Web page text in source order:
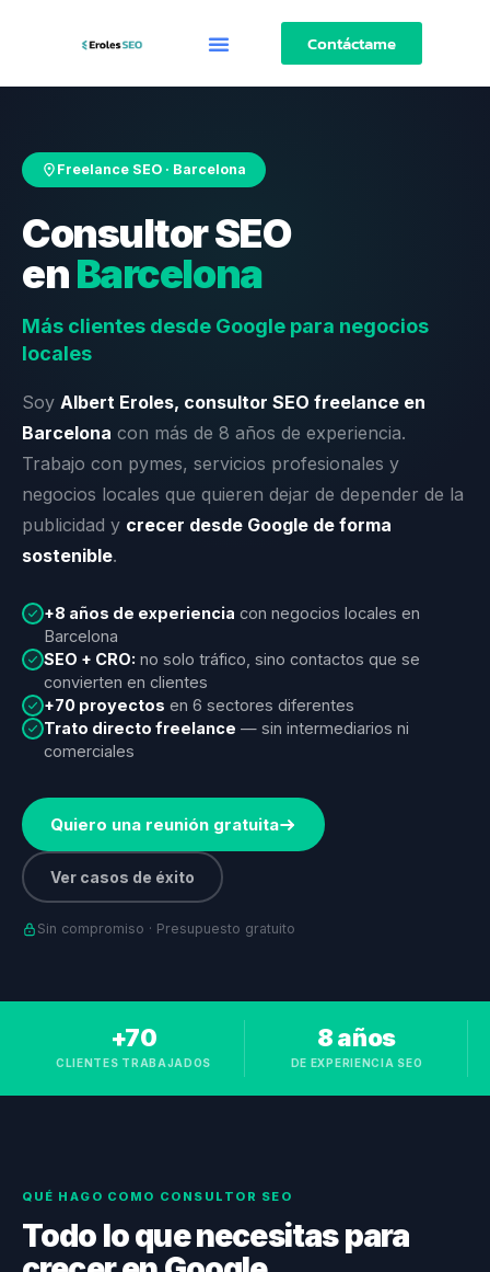
Contáctame
Freelance SEO · Barcelona
Consultor SEO
enBarcelona
Más clientes desde Google para negocios
locales
Soy Albert Eroles, consultor SEO freelance en
Barcelona con más de 8 años de experiencia.
Trabajo con pymes, servicios profesionales y
negocios locales que quieren dejar de depender de la
publicidad y crecer desde Google de forma
sostenible.
+8 años de experiencia con negocios locales en
Barcelona
SEO + CRO: no solo tráfico, sino contactos que se
convierten en clientes
+70 proyectos en 6 sectores diferentes
Trato directo freelance — sin intermediarios ni
comerciales
Quiero una reunión gratuita
Ver casos de éxito
Sin compromiso · Presupuesto gratuito
+70
CLIENTES TRABAJADOS
8 años
DE EXPERIENCIA SEO
QUÉ HAGO COMO CONSULTOR SEO
Todo lo que necesitas para